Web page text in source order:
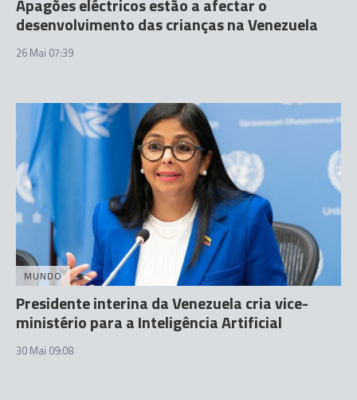
desenvolvimento das crianças na Venezuela
26 Mai 07:39
MUNDO
Presidente interina da Venezuela cria vice-
ministério para a Inteligência Artificial
30 Mai 09:08